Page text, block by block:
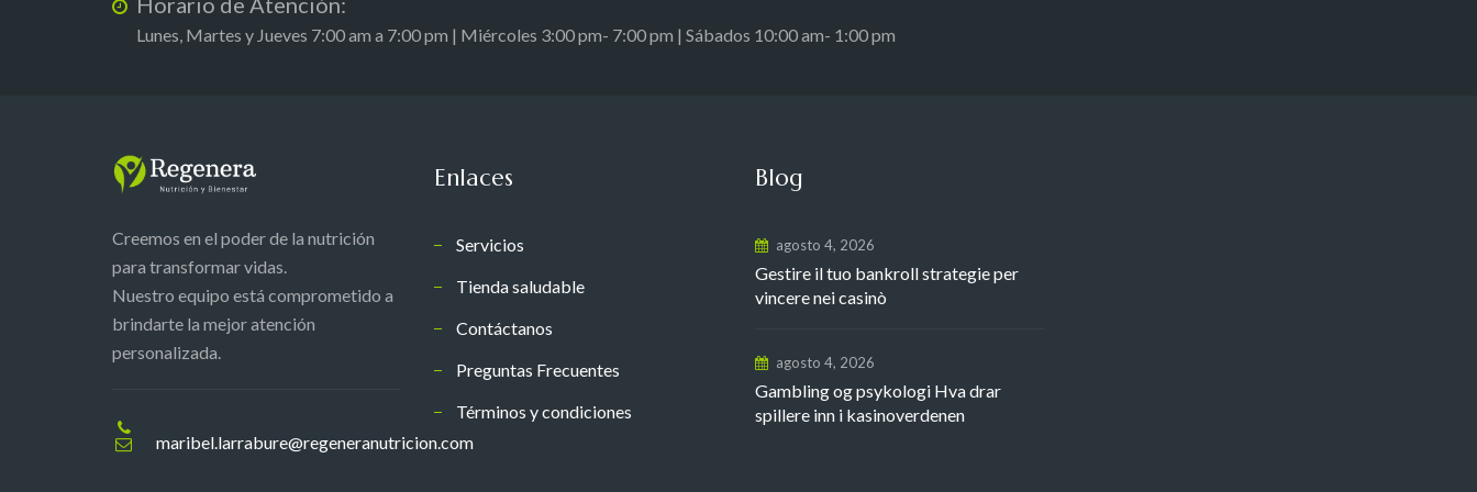
Lunes, Martes y Jueves 7:00 am a 7:00 pm | Miércoles 3:00 pm- 7:00 pm | Sábados 10:00 am- 1:00 pm
Creemos en el poder de la nutrición
para transformar vidas.
Nuestro equipo está comprometido a
brindarte la mejor atención
personalizada.
maribel.larrabure@regeneranutricion.com
Enlaces
Servicios
Tienda saludable
Contáctanos
Preguntas Frecuentes
Términos y condiciones
Blog
agosto 4, 2026
Gestire il tuo bankroll strategie per
vincere nei casinò
agosto 4, 2026
Gambling og psykologi Hva drar
spillere inn i kasinoverdenen